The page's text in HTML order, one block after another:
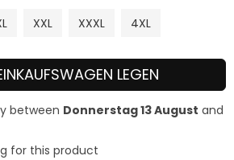
XXL XXXL 4XL
LEGEN
between Donnerstag 13 August and
for this product